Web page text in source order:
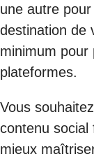
une autre
destination de
minimum pour
plateformes.
Vous
contenu social
mieux